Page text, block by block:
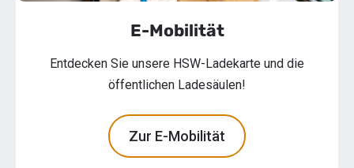
E-Mobilität
Entdecken Sie unsere HSW-Ladekarte und die
öffentlichen Ladesäulen!
Zur E-Mobilität